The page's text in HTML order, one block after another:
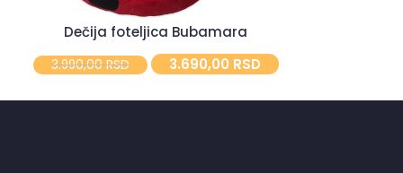
Dečija foteljica Bubamara
3.990,00RSD 3.690,00 RSD